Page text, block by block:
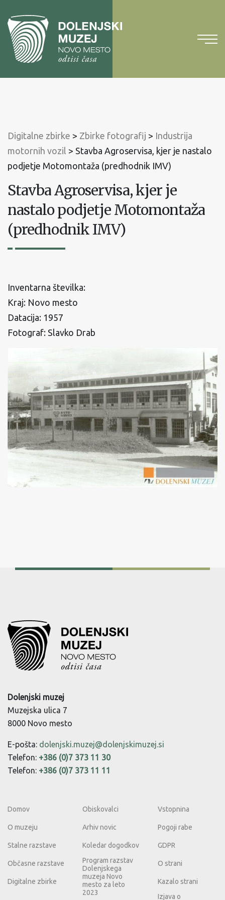
vsebinoNa
glavni
meni
Digitalne zbirke > Zbirke fotografij > Industrija
motornih vozil > Stavba Agroservisa, kjer je nastalo
podjetje Motomontaža (predhodnik IMV)
Stavba Agroservisa, kjer je
nastalo podjetje Motomontaža
(predhodnik IMV)
Inventarna številka:
Kraj: Novo mesto
Datacija: 1957
Fotograf: Slavko Drab
Dolenjski muzej
Muzejska ulica 7
8000 Novo mesto
E-pošta: dolenjski.muzej@dolenjskimuzej.si
Telefon: +386 (0)7 373 11 30
Telefon: +386 (0)7 373 11 11
Domov
O muzeju
Stalne razstave
Občasne razstave
Digitalne zbirke
Obiskovalci
Arhiv novic
Koledar dogodkov
Program razstav
Dolenjskega
muzeja Novo
mesto za leto
2023
Vstopnina
Pogoji rabe
GDPR
O strani
Kazalo strani
Izjava o